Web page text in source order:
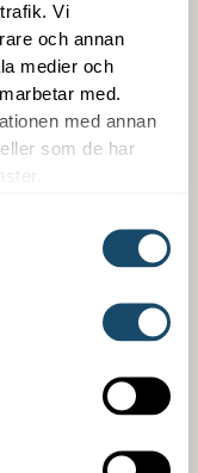
Vi
och annan
medier och
med.
med annan
som de har
kontakt med
partner över en
oberoende om
en befintlig